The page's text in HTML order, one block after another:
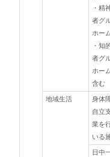
・精
者グ
ホー
・知
者グ
ホー
含む
地域生活
身体
自立
業を
いる
日中